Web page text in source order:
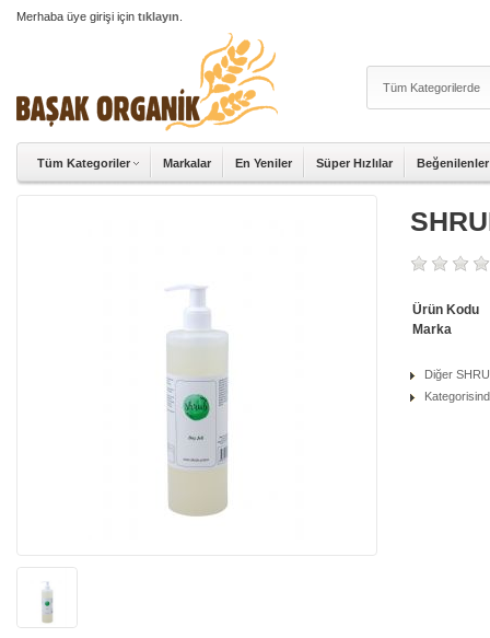
Merhaba üye girişi için tıklayın
Tüm Kategoriler Markalar En Yeniler Süper Hızlılar Beğenilenler
Ürün Kodu
Marka
Diğer